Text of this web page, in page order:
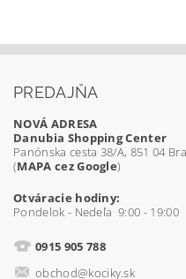
PREDAJŇA
NOVÁ ADRESA
Danubia Shopping Center
Panónska cesta 38/A, 851 04
(MAPA cez Google)
Otváracie hodiny:
Pondelok - Nedeľa 9:00 - 19:00
0915 905 788
obchod@kociky.sk